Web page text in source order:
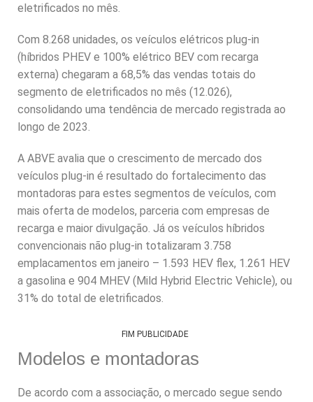
eletrificados no mês.
Com 8.268 unidades, os veículos elétricos plug-in
(híbridos PHEV e 100% elétrico BEV com recarga
externa) chegaram a 68,5% das vendas totais do
segmento de eletrificados no mês (12.026),
consolidando uma tendência de mercado registrada ao
longo de 2023.
A ABVE avalia que o crescimento de mercado dos
veículos plug-in é resultado do fortalecimento das
montadoras para estes segmentos de veículos, com
mais oferta de modelos, parceria com empresas de
recarga e maior divulgação. Já os veículos híbridos
convencionais não plug-in totalizaram 3.758
emplacamentos em janeiro – 1.593 HEV flex, 1.261 HEV
a gasolina e 904 MHEV (Mild Hybrid Electric Vehicle), ou
31% do total de eletrificados.
FIM PUBLICIDADE
Modelos e montadoras
De acordo com a associação, o mercado segue sendo